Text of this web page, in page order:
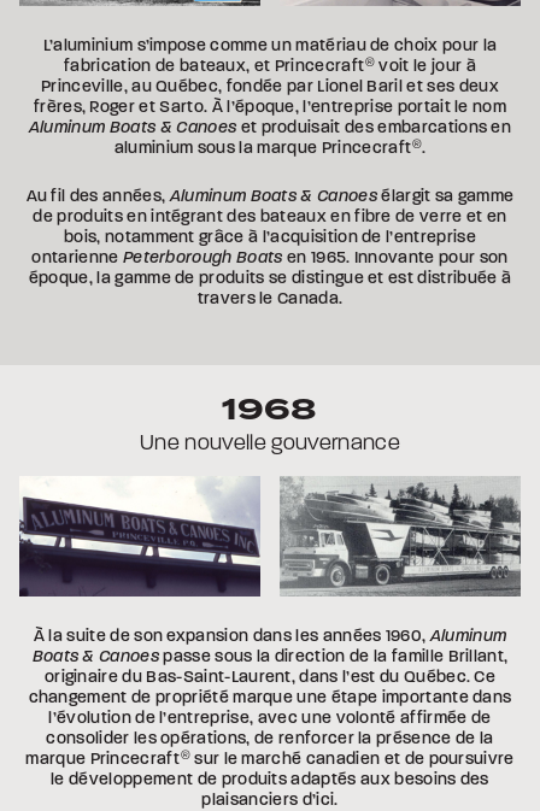
L’aluminium s’impose comme un matériau de choix pour la
fabrication de bateaux, et Princecraft® voit le jour à
Princeville, au Québec, fondée par Lionel Baril et ses deux
frères, Roger et Sarto. À l’époque, l’entreprise portait le nom
Aluminum Boats & Canoes et produisait des embarcations en
aluminium sous la marque Princecraft®.
Au fil des années,Aluminum Boats & Canoesélargit sa gamme
de produits en intégrant des bateaux en fibre de verre et en
bois, notamment grâce à l’acquisition de l’entreprise
ontarienne Peterborough Boats en 1965. Innovante pour son
époque, la gamme de produits se distingue et est distribuée à
travers le Canada.
1968
Une nouvelle gouvernance
À la suite de son expansion dans les années 1960,Aluminum
Boats & Canoespasse sous la direction de la famille Brillant,
originaire du Bas-Saint-Laurent, dans l’est du Québec. Ce
changement de propriété marque une étape importante dans
l’évolution de l’entreprise, avec une volonté affirmée de
consolider les opérations, de renforcer la présence de la
marque Princecraft®sur le marché canadien et de poursuivre
le développement de produits adaptés aux besoins des
plaisanciers d’ici.